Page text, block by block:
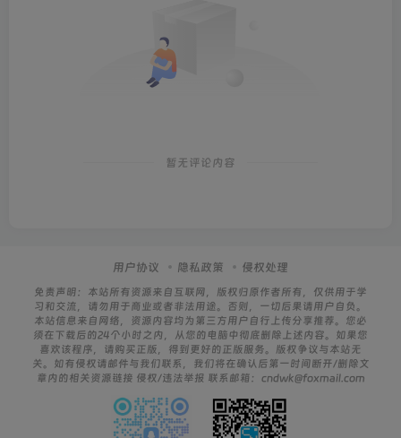
暂无评论内容
用户协议 隐私政策 侵权处理
免责声明：本站所有资源来自互联网，版权归原作者所有，仅供用于学
习和交流，请勿用于商业或者非法用途。否则，一切后果请用户自负。
本站信息来自网络，资源内容均为第三方用户自行上传分享推荐。您必
须在下载后的24个小时之内，从您的电脑中彻底删除上述内容。如果您
喜欢该程序，请购买正版，得到更好的正版服务。版权争议与本站无
关。如有侵权请邮件与我们联系，我们将在确认后第一时间断开/删除文
章内的相关资源链接 侵权/违法举报 联系邮箱：cndwk@foxmail.com